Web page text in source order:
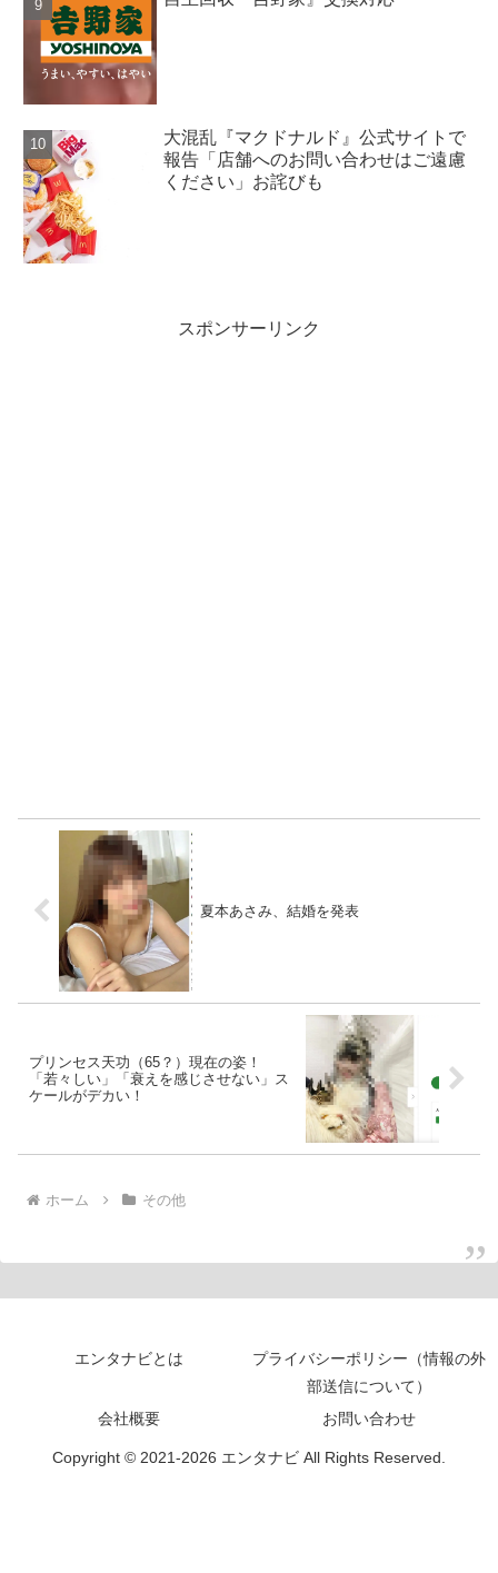
大混乱『マクドナルド』公式サイトで
報告「店舗へのお問い合わせはご遠慮
ください」お詫びも
スポンサーリンク
夏本あさみ、結婚を発表
プリンセス天功（65？）現在の姿！
「若々しい」「衰えを感じさせない」ス
ケールがデカい！
ホーム その他
エンタナビとは
プライバシーポリシー（情報の外
部送信について）
会社概要
お問い合わせ
Copyright © 2021-2026 エンタナビ All Rights Reserved.